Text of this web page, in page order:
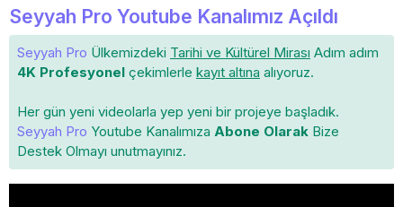
Seyyah Pro Youtube Kanalımız Açıldı
Seyyah Pro Ülkemizdeki Tarihi ve Kültürel Mirası Adım adım
4K Profesyonel çekimlerle kayıt altına alıyoruz.
Her gün yeni videolarla yep yeni bir projeye başladık.
Seyyah Pro Youtube Kanalımıza Abone Olarak Bize
Destek Olmayı unutmayınız.